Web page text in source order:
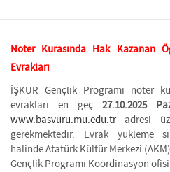
Noter Kurasında Hak Kazanan
Evrakları
İŞKUR Gençlik Programı noter
evrakları en geç 27.10.2025
www.basvuru.mu.edu.tradresi
gerekmektedir. Evrak yükleme
halinde Atatürk Kültür Merkezi
Gençlik Programı Koordinasyon